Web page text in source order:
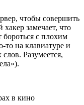
чтобы совершить
замечает, что
бороться с плохим
то на клавиатуре и
Разумеется,
в кино